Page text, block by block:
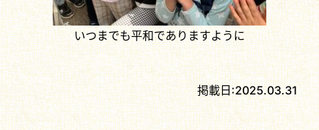
いつまでも平和でありますように
掲載日:2025.03.31